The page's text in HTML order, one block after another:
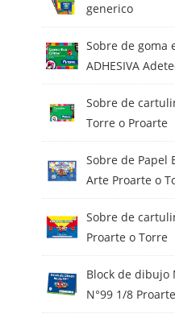
generico
Sobre de goma
ADHESIVA
Sobre de
Torre o Proarte
Sobre de Papel
Arte Proarte o
Sobre de
Proarte o Torre
Block de dibujo
N°99 1/8